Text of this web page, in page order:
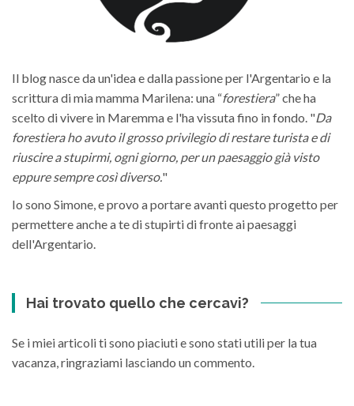
Il blog nasce da un'idea e dalla passione per l'Argentario e la
scrittura di mia mamma Marilena: una “forestiera” che ha
scelto di vivere in Maremma e l'ha vissuta fino in fondo. "Da
forestiera ho avuto il grosso privilegio di restare turista e di
riuscire a stupirmi, ogni giorno, per un paesaggio già visto
eppure sempre così diverso."
Io sono Simone, e provo a portare avanti questo progetto per
permettere anche a te di stupirti di fronte ai paesaggi
dell'Argentario.
Hai trovato quello che cercavi?
Se i miei articoli ti sono piaciuti e sono stati utili per la tua
vacanza, ringraziami lasciando un commento.